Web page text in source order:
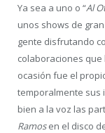
Ya sea a uno o “Al
unos shows de
gente disfrutando
colaboraciones
ocasión fue el
temporalmente sus
bien a la voz las
Ramosen el disco